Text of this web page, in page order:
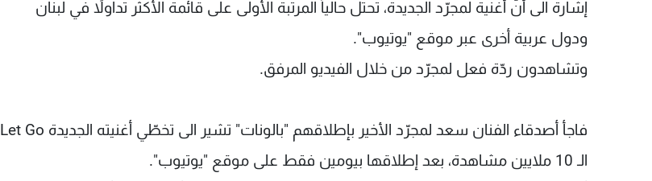
إشارة الى أنّ أغنية لمجرّد الجديدة، تحتل حالياً المرتبة الأولى على قائمة الأكثر تداولاً في لبنان
ودول عربية أخرى عبر موقع "يوتيوب".
وتشاهدون ردّة فعل لمجرّد من خلال الفيديو المرفق.
فاجأ أصدقاء الفنان سعد لمجرّد الأخير بإطلاقهم "بالونات" تشير الى تخطّي أغنيته الجديدة Let Go
الـ 10 ملايين مشاهدة، بعد إطلاقها بيومين فقط على موقع "يوتيوب".